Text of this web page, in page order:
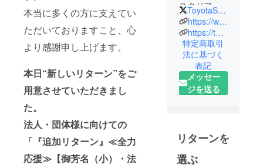
本当に多くの方に支えてい
ただいておりますこと、心
より感謝申し上げます。
本日“新しいリターン”をご
用意させていただきまし
た。
法人・団体様に向けての
「『追加リターン』≪全力
応援≫【御芳名（小）・法
スタジアム
です。
日本で２番
目に大きい
球技専用ス
タジアムの
管理・運営
会社です。
ToyotaStadiumJP
https://www.toyota-stadium.co.jp/
https://toyota-sportspark.jp/
特定商取引
法に基づく
表記
メッセー
ジを送る
リターンを
選ぶ